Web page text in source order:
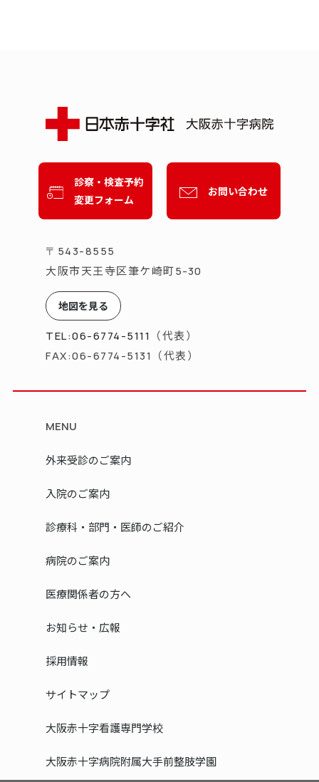
〒543-8555
大阪市天王寺区筆ケ崎町5-30
地図を見る
TEL:06-6774-5111 （代表）
FAX:06-6774-5131
（代表）
診察・検査予約
変更フォーム
お問い合わせ
MENU
外来受診のご案内
入院のご案内
診療科・部門・医師のご紹介
病院のご案内
医療関係者の方へ
お知らせ・広報
採用情報
サイトマップ
大阪赤十字看護専門学校
大阪赤十字病院附属大手前整肢学園